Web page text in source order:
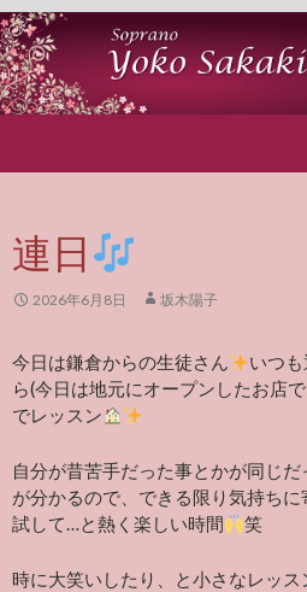
連日
2026年6月8日 坂木陽子
今日は鎌倉からの生徒さん
いつ
ら(今日は地元にオープンしたお店
でレッスン
自分が昔苦手だった事とかが同じ
が分かるので、できる限り気持ち
試して…と熱く楽しい時間
笑
時に大笑いしたり、と小さなレッ